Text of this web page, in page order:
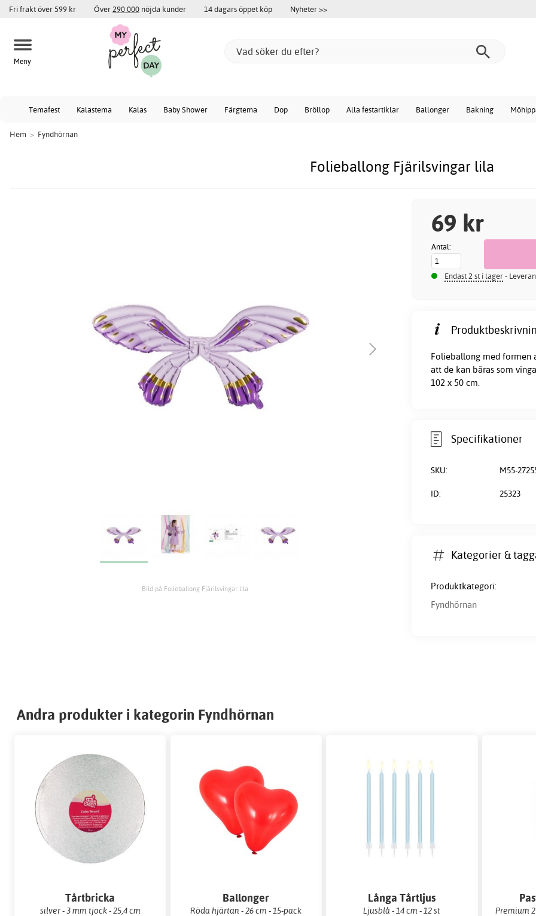
Fri frakt över 599 kr Över 290 000 nöjda kunder 14 dagars öppet köp Nyheter >>
Meny
Temafest Kalastema Kalas Baby Shower Färgtema Dop Bröllop Alla festartiklar Ballonger Bakning
Hem > Fyndhörnan
Folieballong Fjärilsvingar lila
Bild på Folieballong Fjärilsvingar lila
69 kr
Antal:
Endast 2 st i lager-
Folieballong med formen
att de kan bäras som
102 x 50 cm.
Specifikationer
SKU: M55-
ID: 25323
Kategorier &
Produktkategori:
Fyndhörnan
Andra produkter i kategorin Fyndhörnan
Tårtbricka
silver - 3 mm tjock - 25,4 cm
Ballonger
Röda hjärtan - 26 cm - 15-pack
Långa Tårtljus
Ljusblå - 14 cm - 12 st Premium